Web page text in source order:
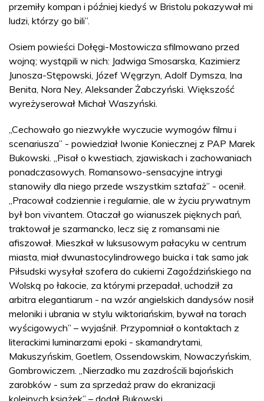
przemiły kompan i później kiedyś w Bristolu pokazywał mi
ludzi, którzy go bili”.
Osiem powieści Dołęgi-Mostowicza sfilmowano przed
wojną; wystąpili w nich: Jadwiga Smosarska, Kazimierz
Junosza-Stępowski, Józef Węgrzyn, Adolf Dymsza, Ina
Benita, Nora Ney, Aleksander Żabczyński. Większość
wyreżyserował Michał Waszyński.
„Cechowało go niezwykłe wyczucie wymogów filmu i
scenariusza” - powiedział Iwonie Koniecznej z PAP Marek
Bukowski. „Pisał o kwestiach, zjawiskach i zachowaniach
ponadczasowych. Romansowo-sensacyjne intrygi
stanowiły dla niego przede wszystkim sztafaż” - ocenił.
„Pracował codziennie i regularnie, ale w życiu prywatnym
był bon vivantem. Otaczał go wianuszek pięknych pań,
traktował je szarmancko, lecz się z romansami nie
afiszował. Mieszkał w luksusowym pałacyku w centrum
miasta, miał dwunastocylindrowego buicka i tak samo jak
Piłsudski wysyłał szofera do cukierni Zagoździńskiego na
Wolską po łakocie, za którymi przepadał, uchodził za
arbitra elegantiarum - na wzór angielskich dandysów nosił
meloniki i ubrania w stylu wiktoriańskim, bywał na torach
wyścigowych” – wyjaśnił. Przypomniał o kontaktach z
literackimi luminarzami epoki - skamandrytami,
Makuszyńskim, Goetlem, Ossendowskim, Nowaczyńskim,
Gombrowiczem. „Nierzadko mu zazdrościli bajońskich
zarobków - sum za sprzedaż praw do ekranizacji